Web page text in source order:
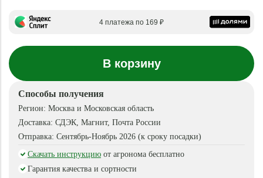
4 платежа по 169 ₽
В корзину
Способы получения
Регион: Москва и Московская область
Доставка: СДЭК, Магнит, Почта России
Отправка: Сентябрь-Ноябрь 2026 (к сроку посадки)
Скачать инструкцию от агронома бесплатно
Гарантия качества и сортности